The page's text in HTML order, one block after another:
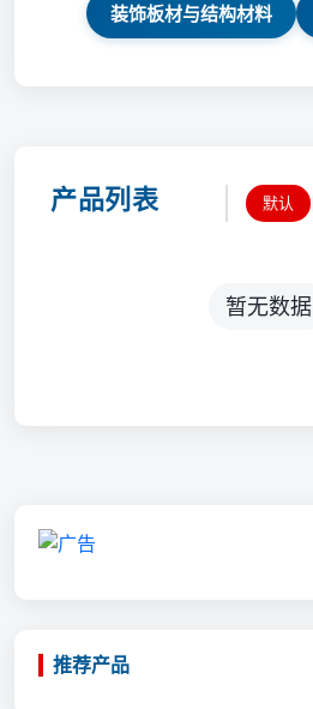
装饰板材与结构材料
产品列表 默认
暂无数据
推荐产品